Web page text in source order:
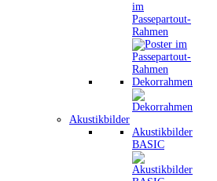
im
Passepartout-
Rahmen
Dekorrahmen
Akustikbilder
Akustikbilder
BASIC